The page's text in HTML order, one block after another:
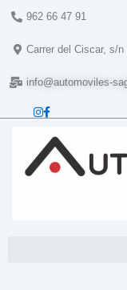
contenido
962 66 47 91
Carrer del Ciscar, s/n
info@automoviles-